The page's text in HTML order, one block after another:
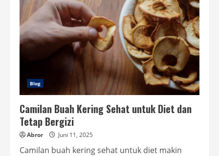
Blog
Camilan Buah Kering Sehat untuk Diet dan
Tetap Bergizi
Abror Juni 11, 2025
Camilan buah kering sehat untuk diet makin